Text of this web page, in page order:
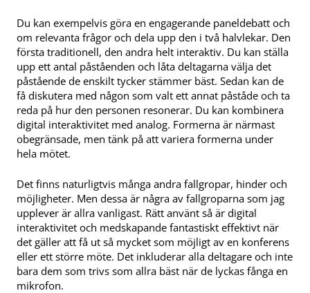
Du kan exempelvis göra en engagerande paneldebatt och
om relevanta frågor och dela upp den i två halvlekar. Den
första traditionell, den andra helt interaktiv. Du kan ställa
upp ett antal påståenden och låta deltagarna välja det
påstående de enskilt tycker stämmer bäst. Sedan kan de
få diskutera med någon som valt ett annat påståde och ta
reda på hur den personen resonerar. Du kan kombinera
digital interaktivitet med analog. Formerna är närmast
obegränsade, men tänk på att variera formerna under
hela mötet.
Det finns naturligtvis många andra fallgropar, hinder och
möjligheter. Men dessa är några av fallgroparna som jag
upplever är allra vanligast. Rätt använt så är digital
interaktivitet och medskapande fantastiskt effektivt när
det gäller att få ut så mycket som möjligt av en konferens
eller ett större möte. Det inkluderar alla deltagare och inte
bara dem som trivs som allra bäst när de lyckas fånga en
mikrofon.